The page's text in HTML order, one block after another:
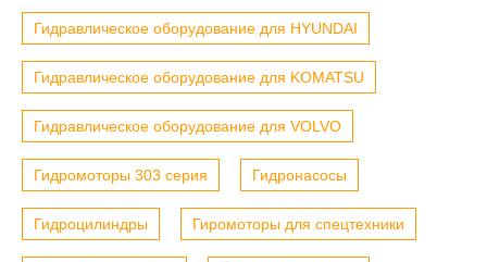
Гидравлическое оборудование для HYUNDAI
Гидравлическое оборудование для KOMATSU
Гидравлическое оборудование для VOLVO
Гидромоторы 303 серия Гидронасосы
Гидроцилиндры Гиромоторы для спецтехники